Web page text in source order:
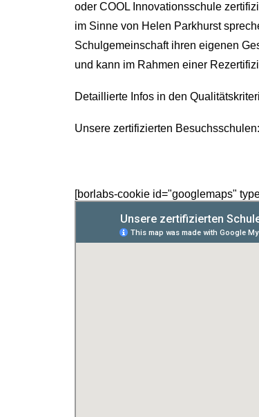
oder COOL Innovationsschule
im Sinne von Helen Parkhurst
Schulgemeinschaft ihren eigenen
und kann im Rahmen einer
Detaillierte Infos in den
Unsere zertifizierten Besuchsschulen:
[borlabs-cookie id="googlemaps"